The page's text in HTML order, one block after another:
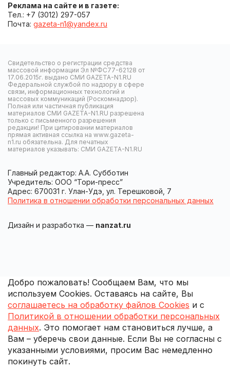
Реклама на сайте и в газете:
Тел.: +7 (3012) 297-057
Почта: gazeta-n1@yandex.ru
Свидетельство о регистрации средства
массовой информации Эл №ФС77-62128 от
17.06.2015г. выдано СМИ GAZETA-N1.RU
Федеральной службой по надзору в сфере
связи, информационных технологий и
массовых коммуникаций (Роскомнадзор).
Полная или частичная публикация
материалов СМИ GAZETA-N1.RU разрешена
только с письменного разрешения
редакции! При цитировании материалов
прямая активная ссылка на www.gazeta-
n1.ru обязательна. Для печатных
материалов указывать: СМИ GAZETA-N1.RU
Главный редактор: А.А. Субботин
Учредитель: ООО “Тори-пресс”
Адрес: 670031 г. Улан-Удэ, ул. Терешковой, 7
Политика в отношении обработки персональных данных
Дизайн и разработка — nanzat.ru
Добро пожаловать! Сообщаем Вам, что мы
используем Cookies. Оставаясь на сайте, Вы
соглашаетесь на обработку файлов Cookies и с
Политикой в отношении обработки персональных
данных. Это помогает нам становиться лучше, а
Вам – уберечь свои данные. Если Вы не согласны с
указанными условиями, просим Вас немедленно
покинуть сайт.